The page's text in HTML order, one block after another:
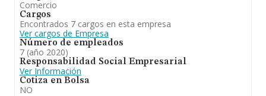
Comercio
Cargos
Encontrados 7 cargos en esta empresa
Ver cargos de Empresa
Número de empleados
7 (año 2020)
Responsabilidad Social Empresarial
Ver Información
Cotiza en Bolsa
NO